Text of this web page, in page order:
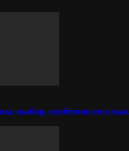
выбор, особенности и